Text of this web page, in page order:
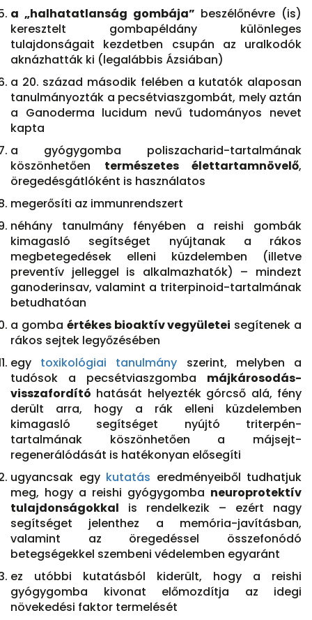
a „halhatatlanság gombája” beszélőnévre (is)
keresztelt gombapéldány különleges
tulajdonságait kezdetben csupán az uralkodók
aknázhatták ki (legalábbis Ázsiában)
a 20. század második felében a kutatók alaposan
tanulmányozták a pecsétviaszgombát, mely aztán
a Ganoderma lucidum nevű tudományos nevet
kapta
a gyógygomba poliszacharid-tartalmának
köszönhetően természetes élettartamnövelő,
öregedésgátlóként is használatos
megerősíti az immunrendszert
néhány tanulmány fényében a reishi gombák
kimagasló segítséget nyújtanak a rákos
megbetegedések elleni küzdelemben (illetve
preventív jelleggel is alkalmazhatók) – mindezt
ganoderinsav, valamint a triterpinoid-tartalmának
betudhatóan
a gomba értékes bioaktív vegyületei segítenek a
rákos sejtek legyőzésében
egy toxikológiai tanulmány szerint, melyben a
tudósok a pecsétviaszgomba májkárosodás-
visszafordító hatását helyezték górcső alá, fény
derült arra, hogy a rák elleni küzdelemben
kimagasló segítséget nyújtó triterpén-
tartalmának köszönhetően a májsejt-
regenerálódását is hatékonyan elősegíti
ugyancsak egy kutatás eredményeiből tudhatjuk
meg, hogy a reishi gyógygomba neuroprotektív
tulajdonságokkal is rendelkezik – ezért nagy
segítséget jelenthez a memória-javításban,
valamint az öregedéssel összefonódó
betegségekkel szembeni védelemben egyaránt
ez utóbbi kutatásból kiderült, hogy a reishi
gyógygomba kivonat előmozdítja az idegi
növekedési faktor termelését